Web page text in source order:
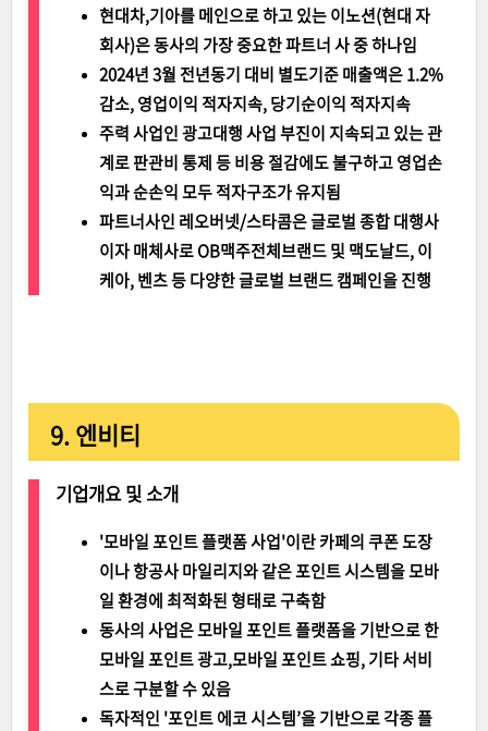
현대차,기아를 메인으로 하고 있는 이노션(현대 자
회사)은 동사의 가장 중요한 파트너 사 중 하나임
2024년 3월 전년동기 대비 별도기준 매출액은 1.2%
감소, 영업이익 적자지속, 당기순이익 적자지속
주력 사업인 광고대행 사업 부진이 지속되고 있는 관
계로 판관비 통제 등 비용 절감에도 불구하고 영업손
익과 순손익 모두 적자구조가 유지됨
파트너사인 레오버넷/스타콤은 글로벌 종합 대행사
이자 매체사로 OB맥주전체브랜드 및 맥도날드, 이
케아, 벤츠 등 다양한 글로벌 브랜드 캠페인을 진행
9. 엔비티
기업개요 및 소개
'모바일 포인트 플랫폼 사업'이란 카페의 쿠폰 도장
이나 항공사 마일리지와 같은 포인트 시스템을 모바
일 환경에 최적화된 형태로 구축함
동사의 사업은 모바일 포인트 플랫폼을 기반으로 한
모바일 포인트 광고,모바일 포인트 쇼핑, 기타 서비
스로 구분할 수 있음
독자적인 '포인트 에코 시스템’을 기반으로 각종 플